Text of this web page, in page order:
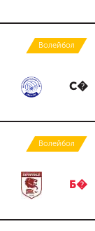
Волейбол
С�
Волейбол
Б�